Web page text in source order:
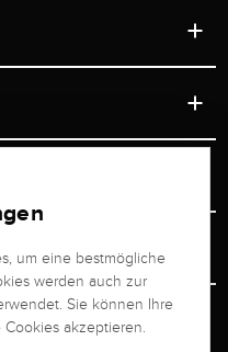
um eine bestmögliche
werden auch zur
Sie können Ihre
akzeptieren.